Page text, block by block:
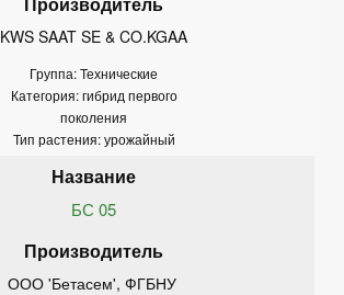
KWS SAAT SE & CO.KGAA
Группа: Технические
Категория: гибрид первого
поколения
Тип растения: урожайный
БС 05
ООО 'Бетасем', ФГБНУ